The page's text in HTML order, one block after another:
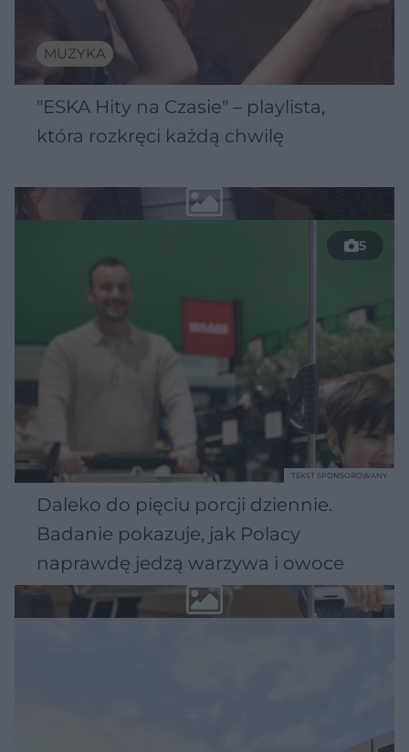
MUZYKA
"ESKA Hity na Czasie" – playlista,
która rozkręci każdą chwilę
5
Daleko do pięciu porcji dziennie.
Badanie pokazuje, jak Polacy
naprawdę jedzą warzywa i owoce
TEKST SPONSOROWANY